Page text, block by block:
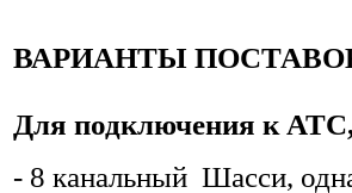
ВАРИАНТЫ
Для подключения к
- 8 канальный Шасси,